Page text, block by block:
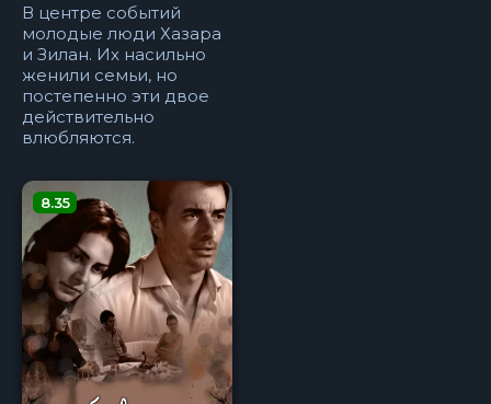
В центре событий
молодые люди Хазара
и Зилан. Их насильно
женили семьи, но
постепенно эти двое
действительно
влюбляются.
8.35